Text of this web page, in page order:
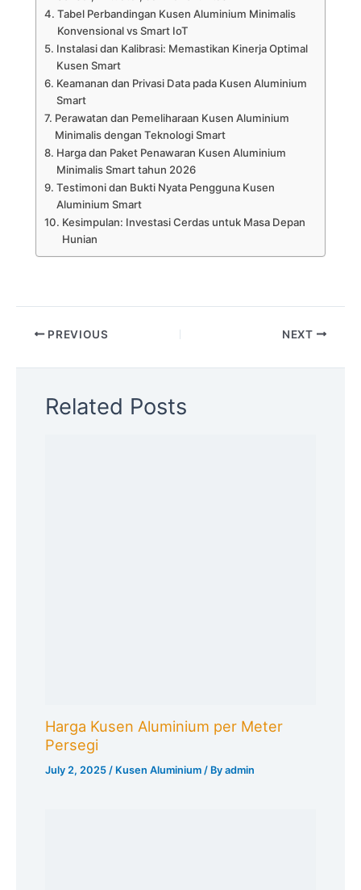
Tabel Perbandingan Kusen Aluminium Minimalis
Konvensional vs Smart IoT
Instalasi dan Kalibrasi: Memastikan Kinerja Optimal
Kusen Smart
Keamanan dan Privasi Data pada Kusen Aluminium
Smart
Perawatan dan Pemeliharaan Kusen Aluminium
Minimalis dengan Teknologi Smart
Harga dan Paket Penawaran Kusen Aluminium
Minimalis Smart tahun 2026
Testimoni dan Bukti Nyata Pengguna Kusen
Aluminium Smart
Kesimpulan: Investasi Cerdas untuk Masa Depan
Hunian
PREVIOUS NEXT
Related Posts
Harga Kusen Aluminium per Meter
Persegi
July 2, 2025 / Kusen Aluminium / Byadmin